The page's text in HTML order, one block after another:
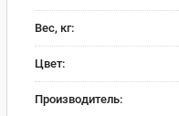
Вес, кг:
Цвет:
Производитель: